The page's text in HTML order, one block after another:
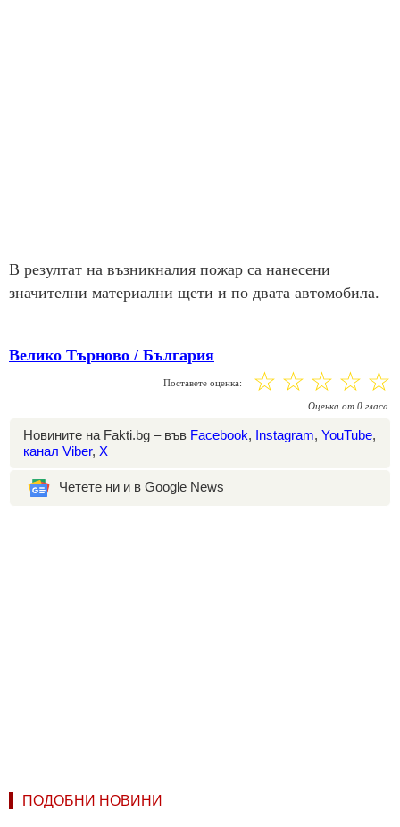
В резултат на възникналия пожар са нанесени
значителни материални щети и по двата автомобила.
Велико Търново / България
Поставете оценка: ☆
☆
☆
☆
☆
Оценка от 0 гласа.
Новините на Fakti.bg – във Facebook, Instagram, YouTube,
канал Viber, X
Четете ни и в Google News
ПОДОБНИ НОВИНИ